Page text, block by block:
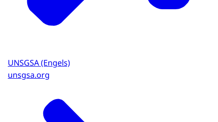
UNSGSA (Engels)
unsgsa.org